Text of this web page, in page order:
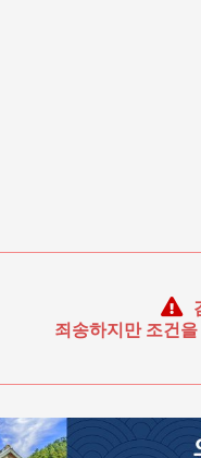
죄송하지만 조건